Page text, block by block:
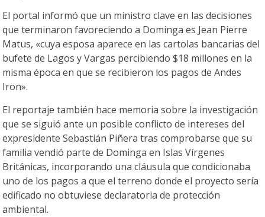
El portal informó que un ministro clave en las decisiones
que terminaron favoreciendo a Dominga es Jean Pierre
Matus, «cuya esposa aparece en las cartolas bancarias del
bufete de Lagos y Vargas percibiendo $18 millones en la
misma época en que se recibieron los pagos de Andes
Iron».
El reportaje también hace memoria sobre la investigación
que se siguió ante un posible conflicto de intereses del
expresidente Sebastián Piñera tras comprobarse que su
familia vendió parte de Dominga en Islas Vírgenes
Británicas, incorporando una cláusula que condicionaba
uno de los pagos a que el terreno donde el proyecto sería
edificado no obtuviese declaratoria de protección
ambiental.